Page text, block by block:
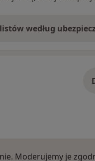
według
Moderujemy je